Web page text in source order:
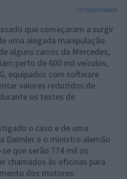
127 COMENTÁRIOS
que começaram a surgir
uma alegada manipulação
alguns carros da Mercedes,
perto de 600 mil veículos,
equipados com software
valores reduzidos de
os testes de
o caso e de uma
Daimler e o ministro alemão
que serão 774 mil os
chamados às oficinas para
dos motores.